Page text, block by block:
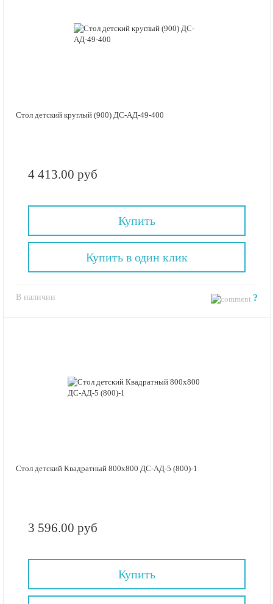
Стол детский круглый (900) ДС-АД-49-400
4 413.00 руб
Купить
В наличии ?
Купить в один клик
Стол детский Квадратный 800х800 ДС-АД-5 (800)-1
3 596.00 руб
Купить